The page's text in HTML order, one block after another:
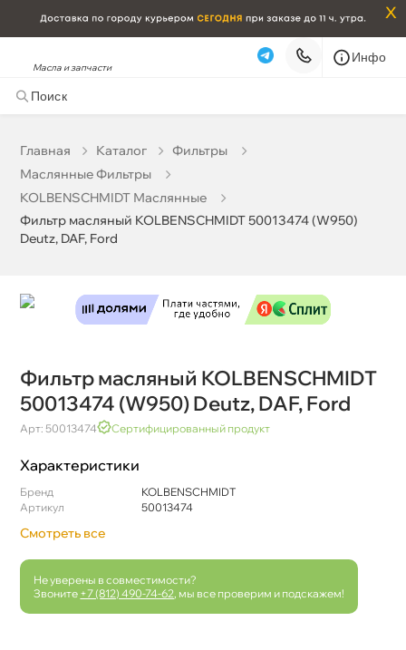
x
Масла и запчасти
Инфо
Главная Катало
Фильтры
Маслянные Фильтры
KOLBENSCHMIDT Маслянные
Фильтр масляный KOLBENSCHMIDT 50013474 (W950)
Deutz, DAF, Ford
Фильтр масляный KOLBENSCHMIDT
50013474 (W950) Deutz, DAF, Ford
Арт: 50013474 Сертифицированный продукт
Характеристики
Бренд
KOLBENSCHMIDT
Артикул
50013474
Смотреть все
Не уверены в совместимости?
Звоните +7 (812) 490-74-62 , мы все проверим и подскажем!
Фильтр масляный KOLBENSCHMIDT 50013474 (W950)
Бесплатная
Срочная за 2 ч – 399 ₽ Сегодня, 10.08
Карта Список